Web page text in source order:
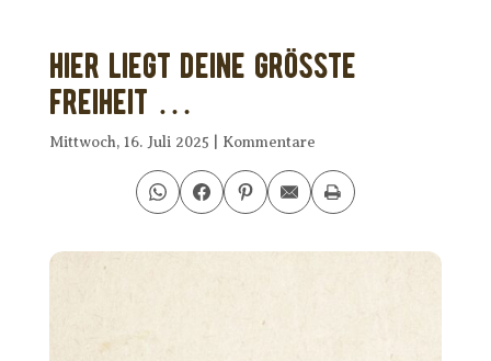
Hier liegt Deine größte
Freiheit …
Mittwoch, 16. Juli 2025 Kommentare